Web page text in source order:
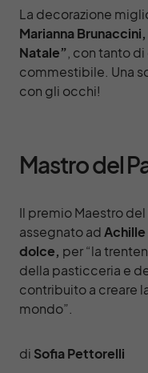
La decorazione
Marianna
Natale” , con tanto
commestibile. Una
con gli occhi!
Mastro del
Il premio Maestro
assegnato ad
dolce, per “la
della pasticceria e
contribuito a creare
mondo”.
di Sofia Pettorelli